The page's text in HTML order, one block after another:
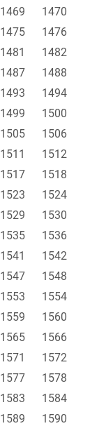
1469
1470
1475
1476
1481
1482
1487
1488
1493
1494
1499
1500
1505
1506
1511
1512
1517
1518
1523
1524
1529
1530
1535
1536
1541
1542
1547
1548
1553
1554
1559
1560
1565
1566
1571
1572
1577
1578
1583
1584
1589
1590